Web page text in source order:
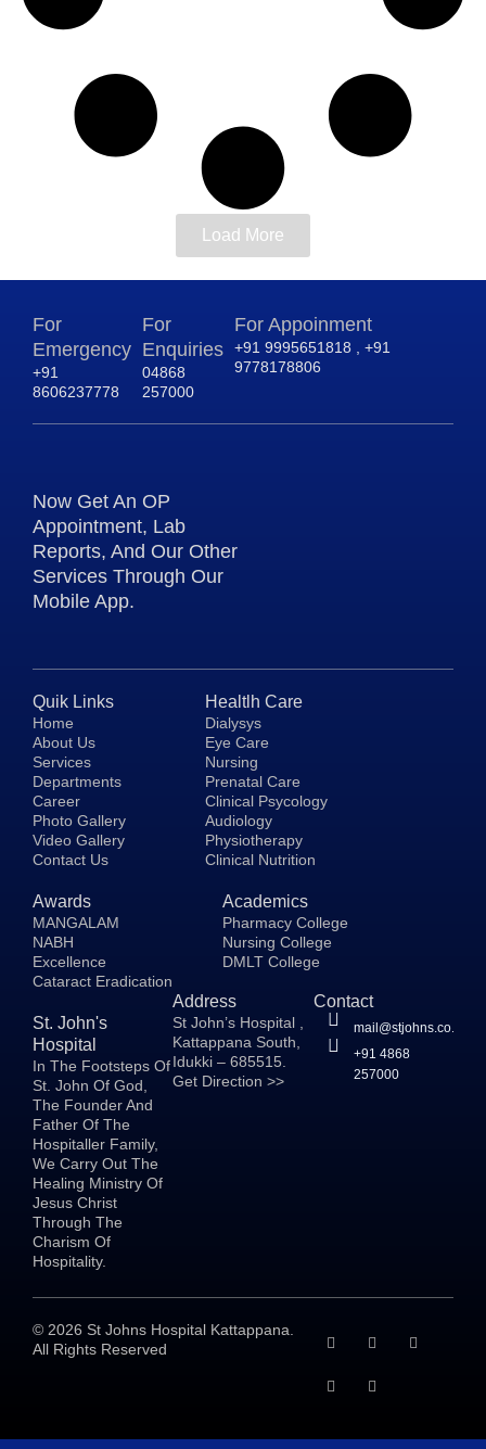
Load More
For
Emergency
+91
8606237778
For
Enquiries
04868
257000
For Appoinment
+91 9995651818 , +91
9778178806
Now Get An OP
Appointment, Lab
Reports, And Our Other
Services Through Our
Mobile App.
Quik Links
Home
About Us
Services
Departments
Career
Photo Gallery
Video Gallery
Contact Us
Healtlh Care
Dialysys
Eye Care
Nursing
Prenatal Care
Clinical Psycology
Audiology
Physiotherapy
Clinical Nutrition
Awards
MANGALAM
NABH
Excellence
Cataract Eradication
Academics
Pharmacy College
Nursing College
DMLT College
St. John's
Hospital
In The Footsteps Of
St. John Of God,
The Founder And
Father Of The
Hospitaller Family,
We Carry Out The
Healing Ministry Of
Jesus Christ
Through The
Charism Of
Hospitality.
Address
St John’s Hospital ,
Kattappana South,
Idukki – 685515.
Get Direction >>
Contact
mail@stjohns.co.in
+91 4868
257000
© 2026 St Johns Hospital Kattappana.
All Rights Reserved